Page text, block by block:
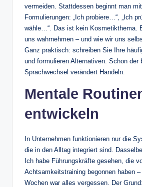
vermeiden. Stattdessen beginnt man
Formulierungen: „Ich probiere…“, „Ich
wähle…“. Das ist kein Kosmetikthema.
uns wahrnehmen – und wie wir uns
Ganz praktisch: schreiben Sie Ihre
und formulieren Alternativen. Schon der
Sprachwechsel verändert Handeln.
Mentale
entwickeln
In Unternehmen funktionieren nur die
die in den Alltag integriert sind.
Ich habe Führungskräfte gesehen, die
Achtsamkeitstraining begonnen haben
Wochen war alles vergessen. Der